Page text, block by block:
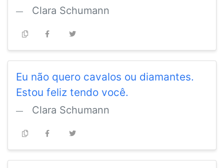
Clara Schumann
Eu não quero cavalos ou diamantes.
Estou feliz tendo você.
Clara Schumann